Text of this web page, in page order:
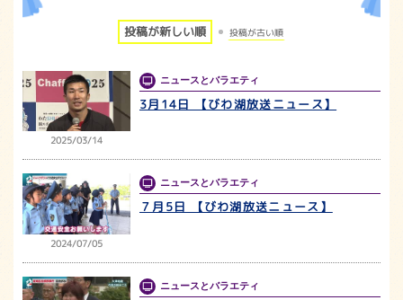
投稿が新しい順 投稿が古い順
2025/03/14
ニュースとバラエティ
3月14日 【びわ湖放送ニュース】
2024/07/05
ニュースとバラエティ
７月5日 【びわ湖放送ニュース】
ニュースとバラエティ